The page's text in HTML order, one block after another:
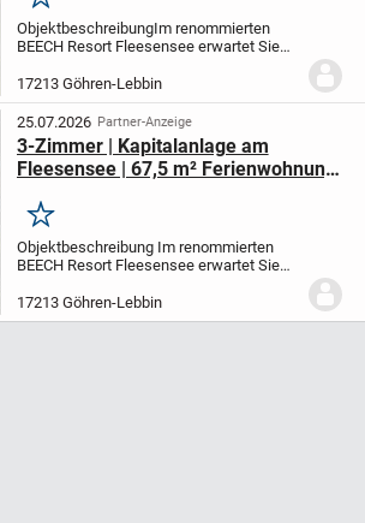
ObjektbeschreibungIm renommierten
BEECH Resort Fleesensee erwartet Sie
mit einer Wohnfläche von 67,50 m² im 1.
Obergeschoss der beliebten
Fischerhäuser....
17213 Göhren-Lebbin
25.07.2026 Partner-Anzeige
3-Zimmer | Kapitalanlage am
Fleesensee | 67,5 m² Ferienwohnung
Merken
Objektbeschreibung Im renommierten
BEECH Resort Fleesensee erwartet Sie
mit einer Wohnfläche von 67,50 m² im 1.
Obergeschoss der beliebten
17213 Göhren-Lebbin